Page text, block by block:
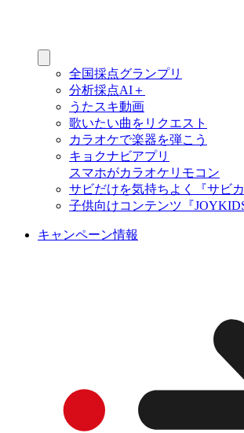
全国採点グランプリ
分析採点AI＋
うたスキ動画
歌いたい曲をリクエスト
カラオケで楽器を弾こう
キョクナビアプリ
スマホがカラオケリモコン
サビだけを気持ちよく『サビカ
子供向けコンテンツ『JOYKIDS
キャンペーン情報